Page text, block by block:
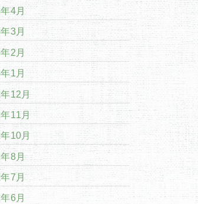
4月
3月
2月
1月
12月
11月
10月
8月
7月
6月